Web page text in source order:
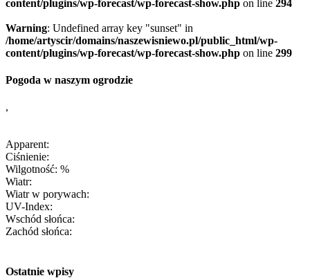
content/plugins/wp-forecast/wp-forecast-show.php on line 294
Warning: Undefined array key "sunset" in
/home/artyscir/domains/naszewisniewo.pl/public_html/wp-
content/plugins/wp-forecast/wp-forecast-show.php on line 299
Pogoda w naszym ogrodzie
,
Apparent:
Ciśnienie:
Wilgotność: %
Wiatr:
Wiatr w porywach:
UV-Index:
Wschód słońca:
Zachód słońca:
Ostatnie wpisy